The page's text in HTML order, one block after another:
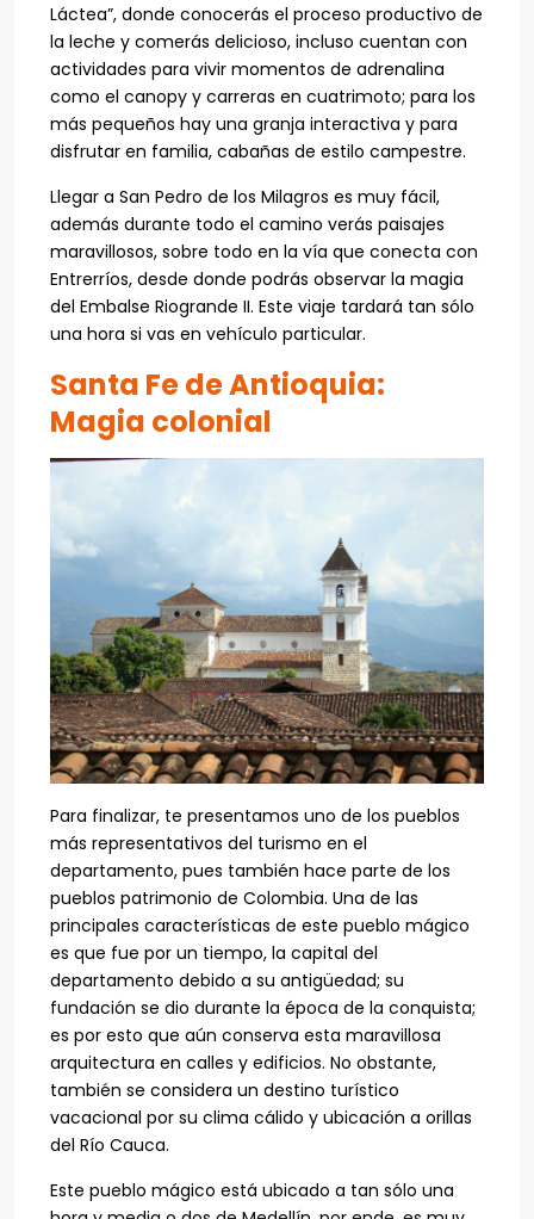
Láctea”, donde conocerás el proceso productivo de
la leche y comerás delicioso, incluso cuentan con
actividades para vivir momentos de adrenalina
como el canopy y carreras en cuatrimoto; para los
más pequeños hay una granja interactiva y para
disfrutar en familia, cabañas de estilo campestre.
Llegar a San Pedro de los Milagros es muy fácil,
además durante todo el camino verás paisajes
maravillosos, sobre todo en la vía que conecta con
Entrerríos, desde donde podrás observar la magia
del Embalse Riogrande II. Este viaje tardará tan sólo
una hora si vas en vehículo particular.
Santa Fe de Antioquia:
Magia colonial
Para finalizar, te presentamos uno de los pueblos
más representativos del turismo en el
departamento, pues también hace parte de los
pueblos patrimonio de Colombia. Una de las
principales características de este pueblo mágico
es que fue por un tiempo, la capital del
departamento debido a su antigüedad; su
fundación se dio durante la época de la conquista;
es por esto que aún conserva esta maravillosa
arquitectura en calles y edificios. No obstante,
también se considera un destino turístico
vacacional por su clima cálido y ubicación a orillas
del Río Cauca.
Este pueblo mágico está ubicado a tan sólo una